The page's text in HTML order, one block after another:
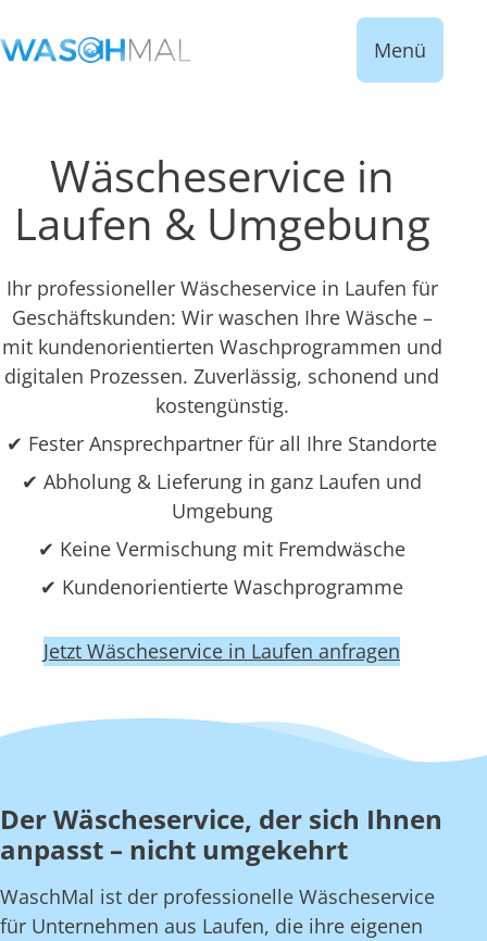
Menü
Wäscheservice in
Laufen & Umgebung
Ihr professioneller Wäscheservice in Laufen für
Geschäftskunden: Wir waschen Ihre Wäsche –
mit kundenorientierten Waschprogrammen und
digitalen Prozessen. Zuverlässig, schonend und
kostengünstig.
✔ Fester Ansprechpartner für all Ihre Standorte
✔ Abholung & Lieferung in ganz Laufen und
Umgebung
✔ Keine Vermischung mit Fremdwäsche
✔ Kundenorientierte Waschprogramme
Jetzt Wäscheservice in Laufen anfragen
Der Wäscheservice, der sich Ihnen
anpasst – nicht umgekehrt
WaschMal ist der professionelle Wäscheservice
für Unternehmen aus Laufen, die ihre eigenen